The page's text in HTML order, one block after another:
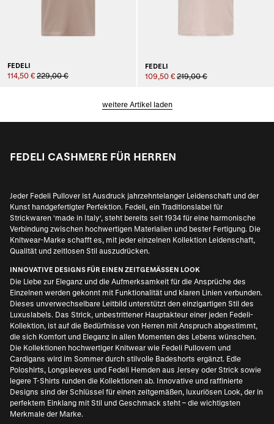
FEDELI
114,50 € 229,00 €
FEDELI
109,50 € 219,00 €
weitere Artikel laden
FEDELI CASHMERE FÜR HERREN
Jeder Fedeli Pullover ist Ausdruck jahrzehntelanger Leidenschaft und der
Kunst handgefertigter Perfektion. Fedeli, ein Traditionslabel für
Strickwaren 'made in Italy', steht bereits seit 1934 für eine harmonische
Verbindung zwischen hochwertigen Materialien und bester Fertigung. Die
Knitwear-Marke schafft es, mit jeder einzelnen Kollektion Leidenschaft,
Qualität und zeitlosen Stil auszudrücken.
INNOVATIVE DESIGNS FÜR EINEN ZEITGEMÄSSEN LOOK
Die Liebe zur Eleganz und die Aufmerksamkeit für die Ansprüche des
Einzelnen werden gekonnt mit Funktionalität und klaren Linien verbunden.
Dieses unverwechselbare Leitbild unterstützt den einzigartigen Stil des
Luxuslabels. Das Strick, unbestrittener Hauptakteur einer jeden Fedeli-
Kollektion, ist auf die Bedürfnisse von Herren mit Anspruch abgestimmt,
die sich Komfort und Eleganz in allen Momenten des Lebens wünschen.
Die Kollektionen hochwertiger Knitwear wie Fedeli Pullovern und
Cardigans wird im Sommer durch stilvolle Badeshorts ergänzt. Edle
Poloshirts, Longsleeves und Fedeli Hemden aus Jersey oder Strick sowie
legere T-Shirts runden die Kollektionen ab. Innovative und raffinierte
Designs sind der Schlüssel für einen zeitgemäßen, luxuriösen Look, der in
perfektem Einklang mit Stil und Geschmack steht – die wichtigsten
Merkmale der Marke.